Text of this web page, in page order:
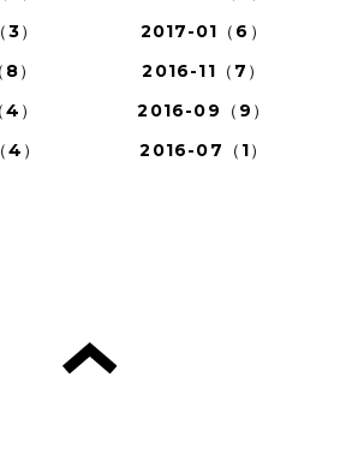
）
2017-01（6）
）
2016-11（7）
）
2016-09（9）
）
2016-07（1）